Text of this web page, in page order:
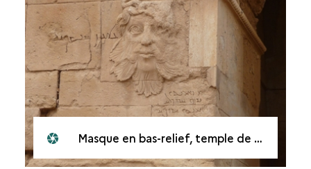
Masque en bas-relief, temple de Shamash à Hatra, Irak, en 2010